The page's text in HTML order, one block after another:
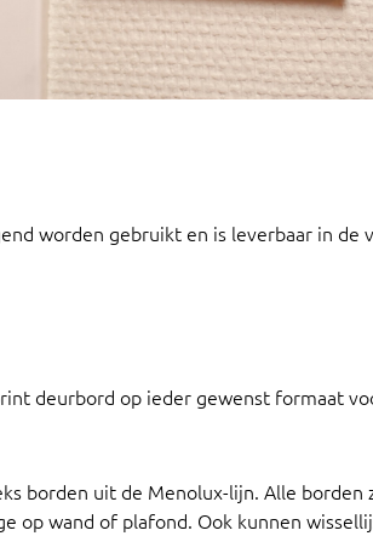
worden gebruikt en is leverbaar in de
deurbord op ieder gewenst formaat
borden uit de Menolux-lijn. Alle borden
op wand of plafond. Ook kunnen